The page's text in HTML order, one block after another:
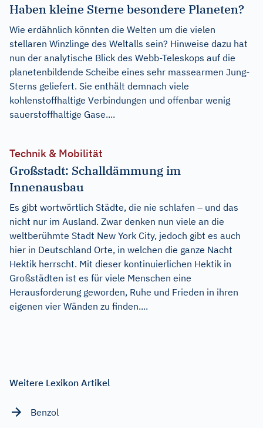
Haben kleine Sterne besondere Planeten?
Wie erdähnlich könnten die Welten um die vielen
stellaren Winzlinge des Weltalls sein? Hinweise dazu hat
nun der analytische Blick des Webb-Teleskops auf die
planetenbildende Scheibe eines sehr massearmen Jung-
Sterns geliefert. Sie enthält demnach viele
kohlenstoffhaltige Verbindungen und offenbar wenig
sauerstoffhaltige Gase....
Technik & Mobilität
Großstadt: Schalldämmung im
Innenausbau
Es gibt wortwörtlich Städte, die nie schlafen – und das
nicht nur im Ausland. Zwar denken nun viele an die
weltberühmte Stadt New York City, jedoch gibt es auch
hier in Deutschland Orte, in welchen die ganze Nacht
Hektik herrscht. Mit dieser kontinuierlichen Hektik in
Großstädten ist es für viele Menschen eine
Herausforderung geworden, Ruhe und Frieden in ihren
eigenen vier Wänden zu finden....
Weitere Lexikon Artikel
Benzol